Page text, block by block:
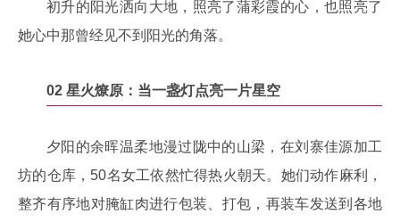
初升的阳光洒向大地，照亮了蒲彩霞的心，也照亮了
她心中那曾经见不到阳光的角落。
02 星火燎原： 当一盏灯点亮一片星空
夕阳的余晖温柔地漫过陇中的山梁，在刘寨佳源加工
坊的仓库，50名女工依然忙得热火朝天。她们动作麻利，
整齐有序地对腌缸肉进行包装、打包，再装车发送到各地